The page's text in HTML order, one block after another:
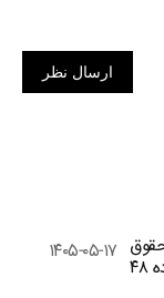
ارسال نظر
پیمانکاران در پیمان‌های خاتمه یافته طبق ماده ۴۸
۱۴۰۵-۰۵-۱۷